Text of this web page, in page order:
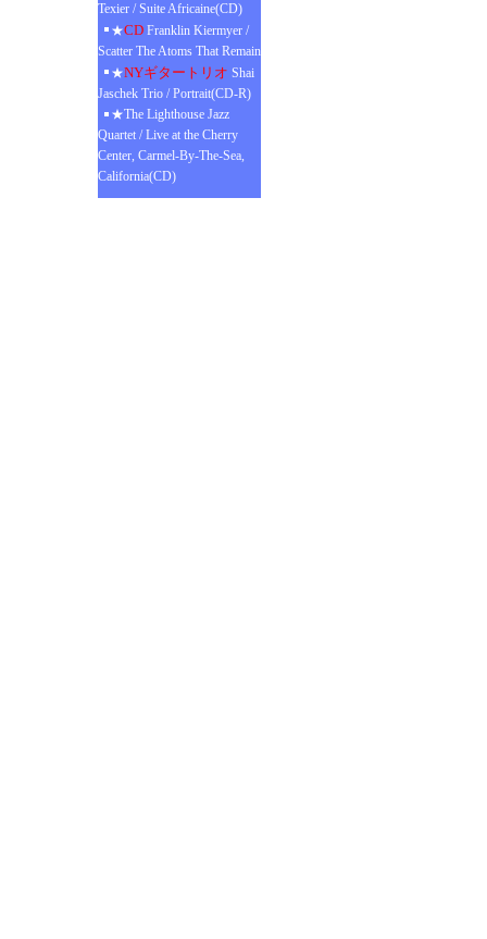
Texier / Suite Africaine(CD)
★CD Franklin Kiermyer /
Scatter The Atoms That Remain
★NYギタートリオ Shai
Jaschek Trio / Portrait(CD-R)
★The Lighthouse Jazz
Quartet / Live at the Cherry
Center, Carmel-By-The-Sea,
California(CD)